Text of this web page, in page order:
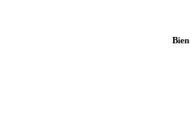
Bien